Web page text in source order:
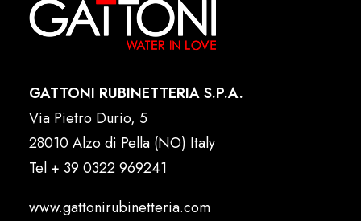
GATTONI RUBINETTERIA S.P.A.
Via Pietro Durio, 5
28010 Alzo di Pella (NO) Italy
Tel + 39 0322 969241
www.gattonirubinetteria.com